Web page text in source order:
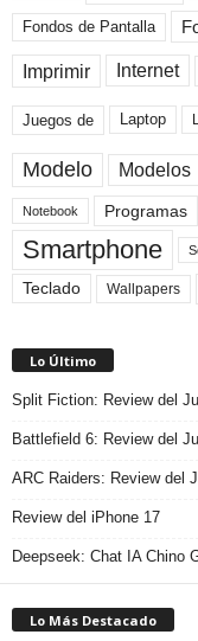
Fondos de Pantalla
Imprimir Internet
Juegos de Laptop
Modelo Modelos
Notebook Programas
Smartphone
Teclado Wallpapers
Lo Último
Split Fiction: Review del
Battlefield 6: Review del
ARC Raiders: Review del
Review del iPhone 17
Deepseek: Chat IA Chino
Lo Más Destacado